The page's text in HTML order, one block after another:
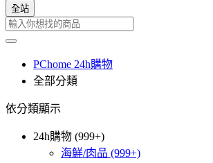
全站
PChome 24h購物
全部分類
依分類顯示
24h購物 (999+)
海鮮/肉品 (999+)